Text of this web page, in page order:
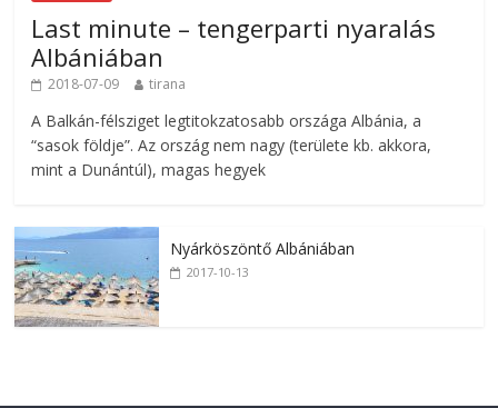
Last minute – tengerparti nyaralás
Albániában
2018-07-09 tirana
A Balkán-félsziget legtitokzatosabb országa Albánia, a
“sasok földje”. Az ország nem nagy (területe kb. akkora,
mint a Dunántúl), magas hegyek
Nyárköszöntő Albániában
2017-10-13